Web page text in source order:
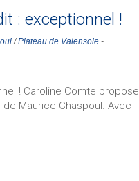
: exceptionnel !
/Plateau de Valensole -
! Caroline Comte propose
Maurice Chaspoul. Avec